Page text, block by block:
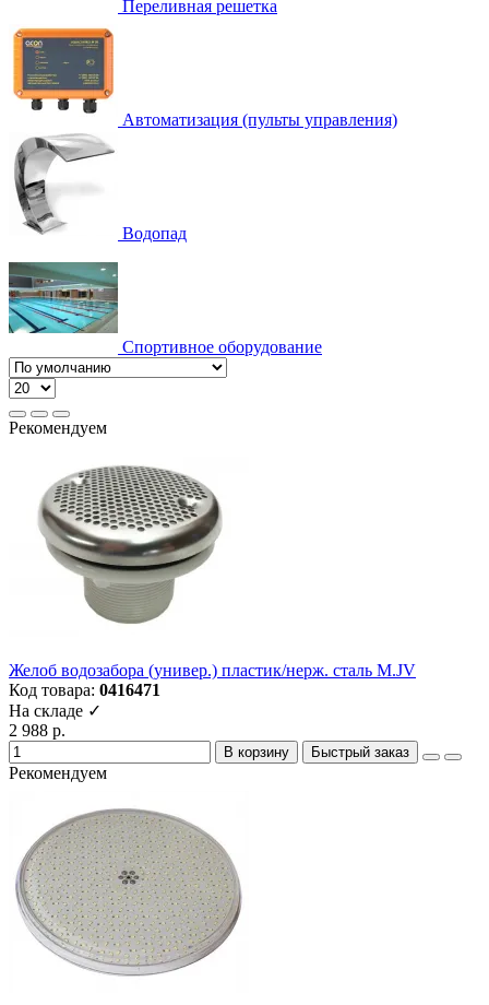
Переливная решетка
Автоматизация (пульты управления)
Водопад
Спортивное оборудование
Рекомендуем
Желоб водозабора (универ.) пластик/нерж. сталь M.JV
Код товара: 0416471
На складе ✓
2 988 р.
В корзину Быстрый заказ
Рекомендуем